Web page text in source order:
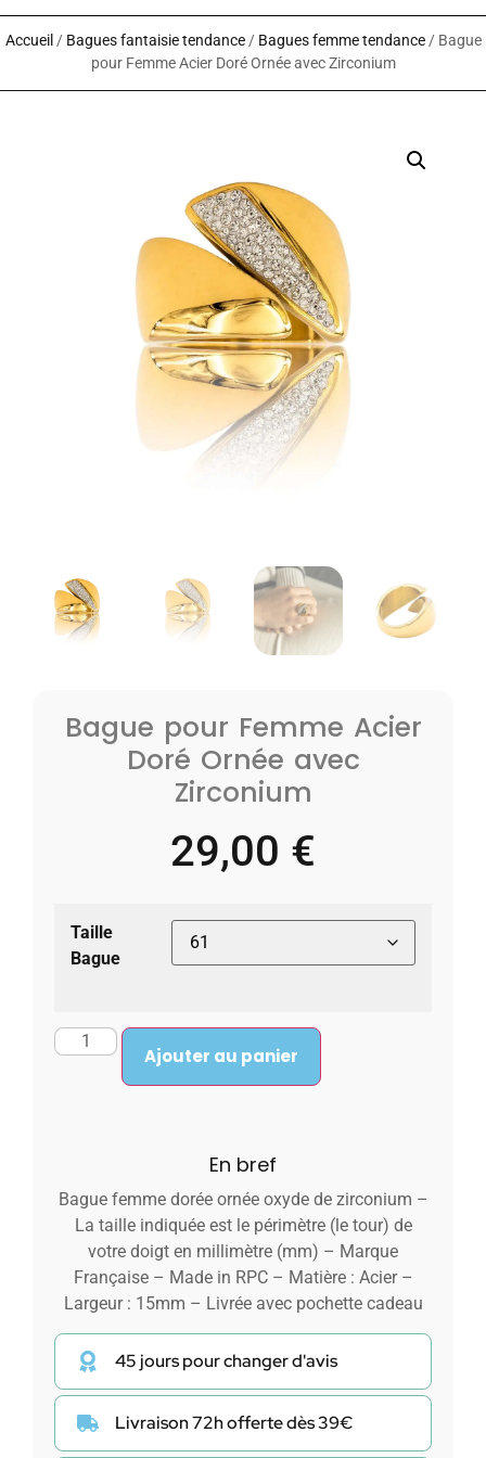
Accueil / Bagues fantaisie tendance/ Bagues femme tendance/ Bague
pour Femme Acier Doré Ornée avec Zirconium
Bague pour Femme Acier
Doré Ornée avec
Zirconium
29,00 €
Taille
Bague
Ajouter au panier
En bref
Bague femme dorée ornée oxyde de zirconium –
La taille indiquée est le périmètre (le tour) de
votre doigt en millimètre (mm) – Marque
Française – Made in RPC – Matière : Acier –
Largeur : 15mm – Livrée avec pochette cadeau
45 jours pour changer d'avis
Livraison 72h offerte dès 39€